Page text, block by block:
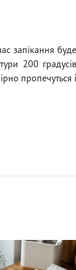
запікання буде
200 градусів
пропечуться і